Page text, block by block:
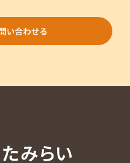
い合わせる